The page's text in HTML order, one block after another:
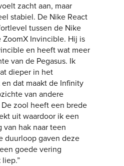
zacht aan, maar
stabiel. De Nike React
tussen de Nike
ZoomX Invincible. Hij is
en heeft wat meer
van de Pegasus. Ik
dieper in het
dat maakt de Infinity
van andere
zool heeft een brede
uit waardoor ik een
hak naar teen
duurloop gaven deze
goede vering